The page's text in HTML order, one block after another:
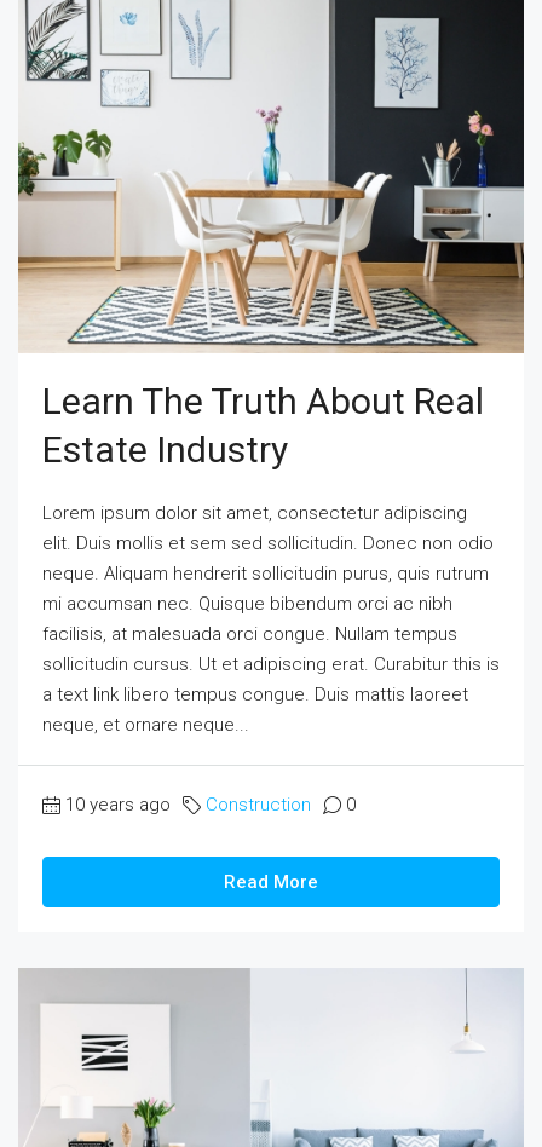
Learn The Truth About Real
Estate Industry
Lorem ipsum dolor sit amet, consectetur adipiscing
elit. Duis mollis et sem sed sollicitudin. Donec non odio
neque. Aliquam hendrerit sollicitudin purus, quis rutrum
mi accumsan nec. Quisque bibendum orci ac nibh
facilisis, at malesuada orci congue. Nullam tempus
sollicitudin cursus. Ut et adipiscing erat. Curabitur this is
a text link libero tempus congue. Duis mattis laoreet
neque, et ornare neque...
10 years ago Construction 0
Read More